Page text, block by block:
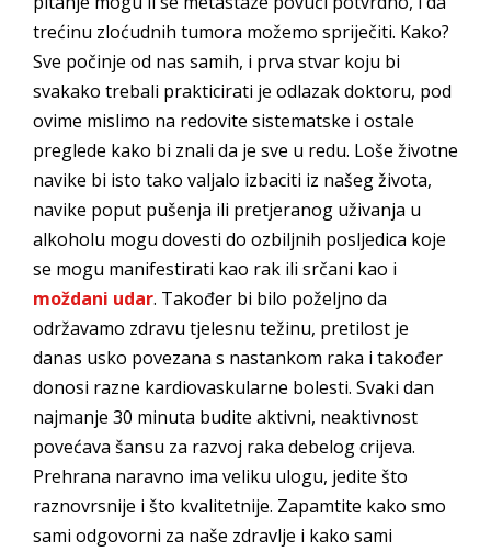
trećinu zloćudnih tumora možemo spriječiti. Kako?
Sve počinje od nas samih, i prva stvar koju bi
svakako trebali prakticirati je odlazak doktoru, pod
ovime mislimo na redovite sistematske i ostale
preglede kako bi znali da je sve u redu. Loše životne
navike bi isto tako valjalo izbaciti iz našeg života,
navike poput pušenja ili pretjeranog uživanja u
alkoholu mogu dovesti do ozbiljnih posljedica koje
se mogu manifestirati kao rak ili srčani kao i
moždani udar. Također bi bilo poželjno da
održavamo zdravu tjelesnu težinu, pretilost je
danas usko povezana s nastankom raka i također
donosi razne kardiovaskularne bolesti. Svaki dan
najmanje 30 minuta budite aktivni, neaktivnost
povećava šansu za razvoj raka debelog crijeva.
Prehrana naravno ima veliku ulogu, jedite što
raznovrsnije i što kvalitetnije. Zapamtite kako smo
sami odgovorni za naše zdravlje i kako sami